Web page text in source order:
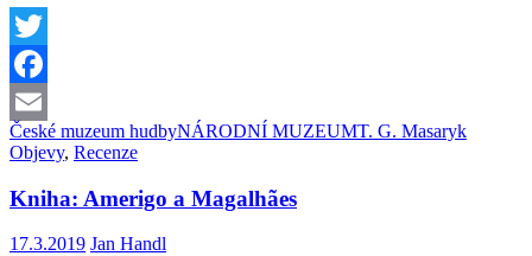
hlasu
T.G.
Twitter
Facebook
Email
České muzeum hudbyNÁRODNÍ MUZEUMT. G. Masaryk
Objevy, Recenze
Kniha: Amerigo a Magalhães
17.3.2019 Jan Handl